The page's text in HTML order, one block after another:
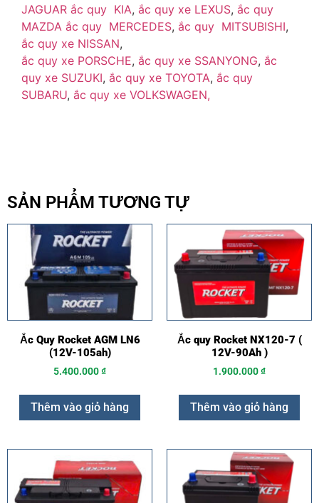
JAGUAR ắc quy KIA, ắc quy xe LEXUS, ắc quy
MAZDA ắc quy MERCEDES, ắc quy MITSUBISHI,
ắc quy xe NISSAN,
ắc quy xe PORSCHE, ắc quy xe SSANYONG, ắc
quy xe SUZUKI, ắc quy xe TOYOTA, ắc quy
SUBARU, ắc quy xe VOLKSWAGEN,
SẢN PHẨM TƯƠNG TỰ
Ắc Quy Rocket AGM LN6
(12V-105ah)
5.400.000₫
Thêm vào giỏ hàng
Ắc quy Rocket NX120-7 (
12V-90Ah )
1.900.000₫
Thêm vào giỏ hàng